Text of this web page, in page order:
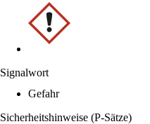
Signalwort
Gefahr
Sicherheitshinweise (P-Sätze)